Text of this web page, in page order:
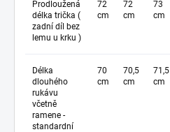
Prodloužená
délka trička (
zadní díl bez
lemu u krku )
72
cm
72
cm
73
cm
Délka
dlouhého
rukávu
včetně
ramene -
standardní
70
cm
70,5
cm
71,5
cm